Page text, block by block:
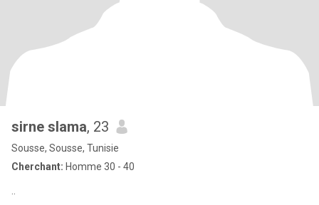
sirne slama, 23
Sousse, Sousse, Tunisie
Cherchant: Homme 30 - 40